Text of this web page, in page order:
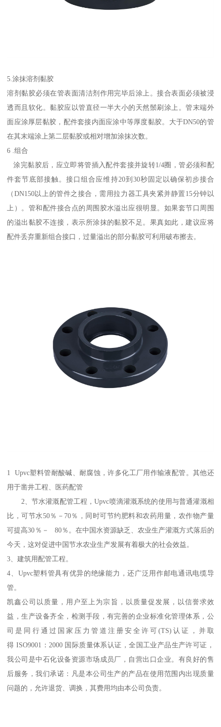
5.涂抹溶剂黏胶
溶剂黏胶必须在管表面清洁剂作用完毕后涂上。接合表面必须被浸
透而且软化。黏胶应以管直径一半大小的天然鬃刷涂上。管末端外
面应涂厚层黏胶，配件套接内面应涂中等厚度黏胶。大于DN50的管
在其末端涂上第二层黏胶或相对增加涂抹次数。
6 .组合
涂完黏胶后，应立即将管插入配件套接并旋转1/4圈，管必须和配
件套节底部接触。接口组合应维持20到30秒固定以确保初步接合
（DN150以上的管件之接合，需用拉力器工具夹紧并静置15分钟以
上）。管和配件接合点的周围胶水溢出应很明显。如果套节口周围
的溢出黏胶不连接，表示所涂抹的黏胶不足。果真如此，建议应将
配件丢弃重新组合接口，过量溢出的部分黏胶可利用破布擦去。
1 Upvc塑料管耐酸碱、耐腐蚀，许多化工厂用作输液配管。其他还
用于凿井工程、医药配管
2、节水灌溉配管工程，Upvc喷滴灌溉系统的使用与普通灌溉相
比，可节水50％－70％，同时可节约肥料和农药用量，农作物产量
可提高30％－ 80％。在中国水资源缺乏、农业生产灌溉方式落后的
今天，这对促进中国节水农业生产发展有着极大的社会效益。
3、建筑用配管工程。
4、Upvc塑料管具有优异的绝缘能力，还广泛用作邮电通讯电缆导
管。
凯鑫公司以质量，用户至上为宗旨，以质量促发展，以信誉求效
益，生产设备齐全，检测手段，有完善的企业标准化管理体系，公
司是同行通过国家压力管道注册安全许可(TS)认证，并取
得 ISO9001：2000 国际质量体系认证，全国工业产品生产许可证，
我公司是中石化设备资源市场成员厂，自营出口企业。有良好的售
后服务，我们承诺：凡是本公司生产的产品在使用范围内出现质量
问题的，允许退货、调换，其费用均由本公司负责。